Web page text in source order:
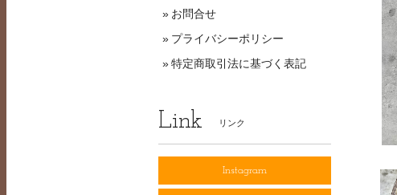
お問合せ
プライバシーポリシー
特定商取引法に基づく表記
Link リンク
Instagram